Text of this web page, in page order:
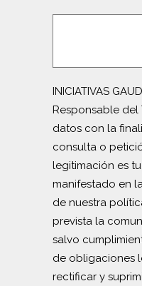
INICIATIVAS
Responsable del
datos con la
consulta o
legitimación es
manifestado en
de nuestra
prevista la
salvo
de obligaciones
rectificar y